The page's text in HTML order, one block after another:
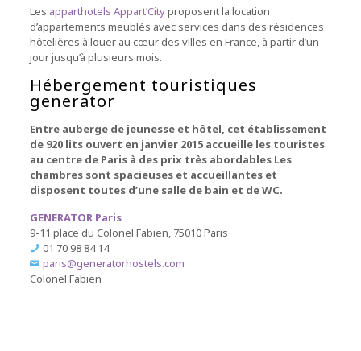
Les apparthotels Appart’Cityproposent la location
d’appartements meublés avec services dans des résidences
hôtelières à louer au cœur des villes en France, à partir d’un
jour jusqu’à plusieurs mois.
Hébergement touristiques
generator
Entre auberge de jeunesse et hôtel, cet établissement
de 920 lits ouvert en janvier 2015 accueille les touristes
au centre de Paris à des prix très abordables Les
chambres sont spacieuses et accueillantes et
disposent toutes d’une salle de bain et de WC.
GENERATOR Paris
9-11 place du Colonel Fabien, 75010 Paris
01 70 98 84 14
paris@generatorhostels.com
Colonel Fabien